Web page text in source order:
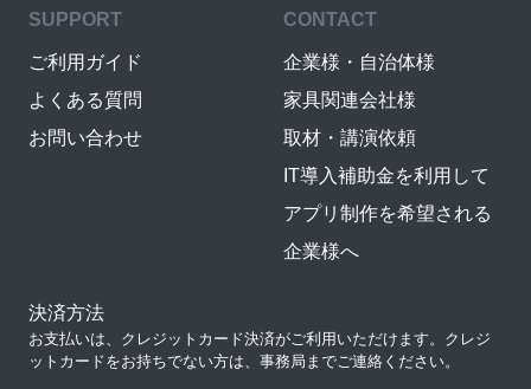
SUPPORT
ご利用ガイド
よくある質問
お問い合わせ
CONTACT
企業様・自治体様
家具関連会社様
取材・講演依頼
IT導入補助金を利用して
アプリ制作を希望される
企業様へ
決済方法
お支払いは、クレジットカード決済がご利用いただけます。クレジ
ットカードをお持ちでない方は、事務局までご連絡ください。